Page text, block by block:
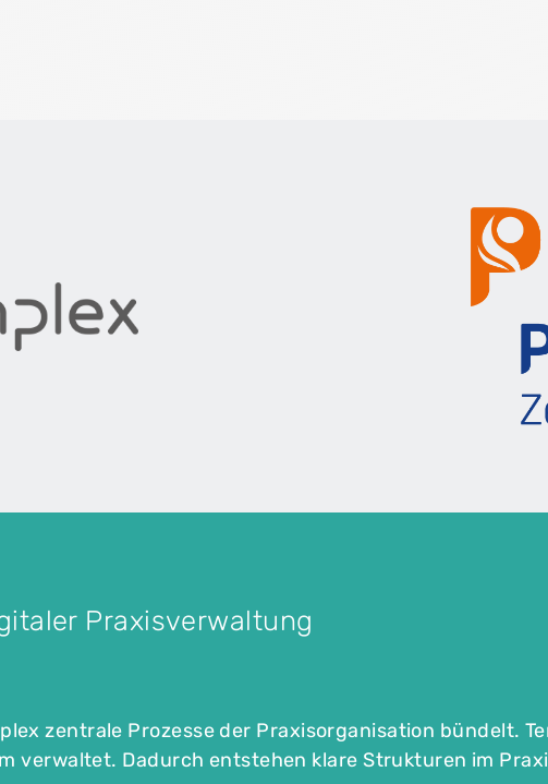
Praxisverwaltung
zentrale Prozesse der Praxisorganisation bündelt.
verwaltet. Dadurch entstehen klare Strukturen im